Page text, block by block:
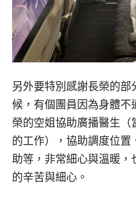
另外要特別感謝長榮的
候，有個團員因為身體
榮的空姐協助廣播醫生
的工作），協助調度位
助等，非常細心與溫暖，
的辛苦與細心。